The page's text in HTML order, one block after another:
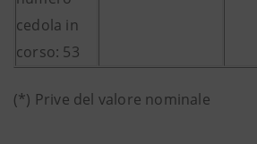
cedola in
corso: 53
(*) Prive del valore nominale